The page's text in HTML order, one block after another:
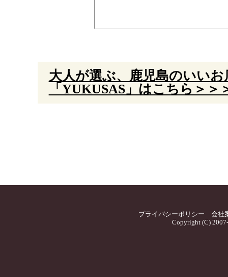
大人が選ぶ、鹿児島のいい
「YUKUSAS」はこちら＞＞
プライバシーポリシー
会社
Copyright (C)